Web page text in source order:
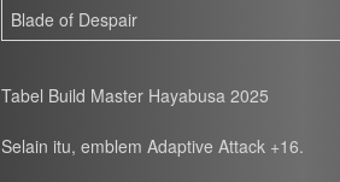
Blade of Despair
Tabel Build Master Hayabusa 2025
Selain itu, emblem Adaptive Attack +16.